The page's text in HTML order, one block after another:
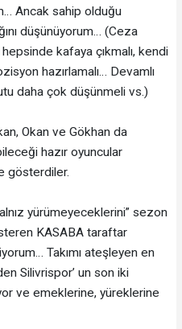
Ancak sahip olduğu
düşünüyorum… (Ceza
kafaya çıkmalı, kendi
hazırlamalı… Devamlı
daha çok düşünmeli vs.)
Okan ve Gökhan da
hazır oyuncular
gösterdiler.
yürümeyeceklerini” sezon
KASABA taraftar
Takımı ateşleyen en
Silivrispor’ un son iki
ve emeklerine, yüreklerine